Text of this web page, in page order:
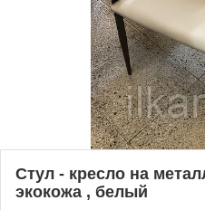
Стул - кресло на
экокожа , белый